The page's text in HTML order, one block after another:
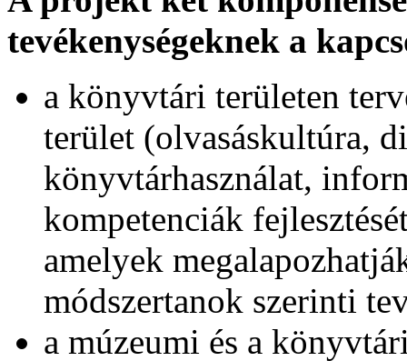
tevékenységeknek a
a könyvtári területen
terület (olvasáskultúra,
könyvtárhasználat,
kompetenciák
amelyek
módszertanok szerinti
a múzeumi és a